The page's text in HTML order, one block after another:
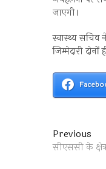
जाएगी।
स्वास्थ्य सचिव
जिम्मेदारी
Post
Previous
सीएससी के